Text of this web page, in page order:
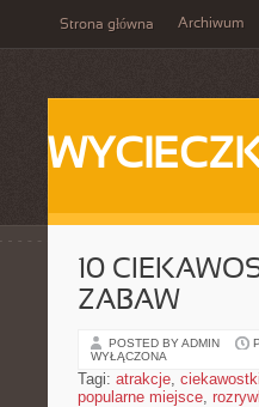
Strona główna Archiwum
10
ZABAW
POSTED BY ADMIN
WYŁĄCZONA
Tagi: atrakcje, ciekawostki
popularne miejsce,